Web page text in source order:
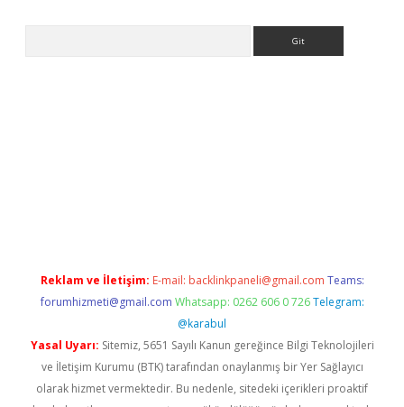
Reklam ve İletişim: E-mail: backlinkpaneli@gmail.com Teams:
forumhizmeti@gmail.com Whatsapp: 0262 606 0 726 Telegram:
@karabul
Yasal Uyarı: Sitemiz, 5651 Sayılı Kanun gereğince Bilgi Teknolojileri
ve İletişim Kurumu (BTK) tarafından onaylanmış bir Yer Sağlayıcı
olarak hizmet vermektedir. Bu nedenle, sitedeki içerikleri proaktif